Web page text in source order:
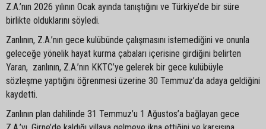
Z.A.’nın 2026 yılının Ocak ayında tanıştığını ve Türkiye’de bir süre
birlikte olduklarını söyledi.
Zanlının, Z.A.’nın gece kulübünde çalışmasını istemediğini ve onunla
geleceğe yönelik hayat kurma çabaları içerisine girdiğini belirten
Yaran, zanlının, Z.A.’nın KKTC’ye gelerek bir gece kulübüyle
sözleşme yaptığını öğrenmesi üzerine 30 Temmuz’da adaya geldiğini
kaydetti.
Zanlının plan dahilinde 31 Temmuz’u 1 Ağustos’a bağlayan gece